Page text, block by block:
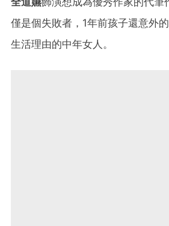
僅是個失敗者，1年前孩子還意外
生活理由的中年女人。